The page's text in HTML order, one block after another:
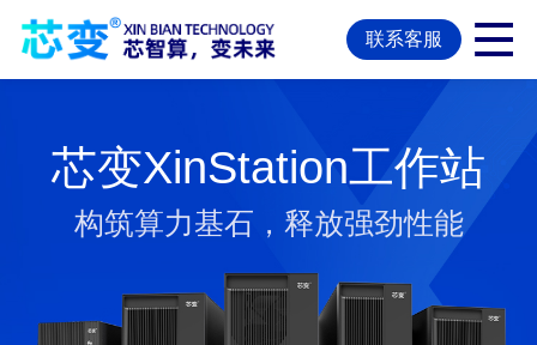
联系客服
芯变XinStation工作站
构筑算力基石，释放强劲性能